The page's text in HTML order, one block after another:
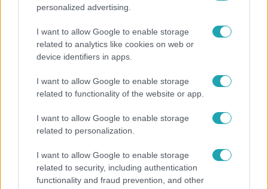
personalized advertising.
I want to allow Google to enable storage
related to analytics like cookies on web or
device identifiers in apps.
I want to allow Google to enable storage
related to functionality of the website or app.
I want to allow Google to enable storage
related to personalization.
I want to allow Google to enable storage
related to security, including authentication
functionality and fraud prevention, and other
Népszerű